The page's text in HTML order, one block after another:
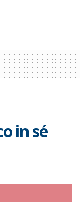
in sé